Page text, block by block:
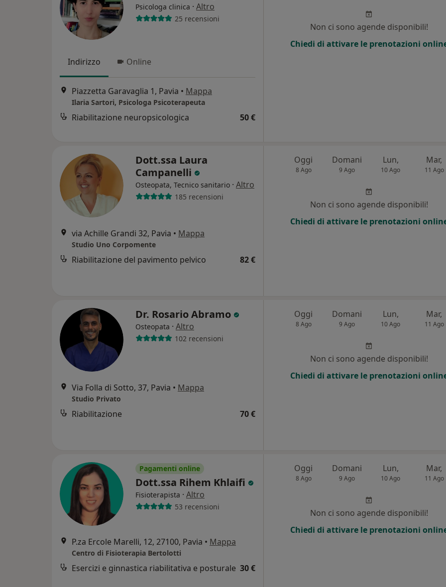
Psicologa clinica · Altro
25 recensioni
Indirizzo Online
Piazzetta Garavaglia 1, Pavia • Mappa
Ilaria Sartori, Psicologa Psicoterapeuta
Riabilitazione neuropsicologica 50 €
Non ci sono agende disponibili!
Chiedi di attivare le prenotazioni
Dott.ssa Laura
Campanelli
Osteopata, Tecnico sanitario · Altro
185 recensioni
via Achille Grandi 32, Pavia • Mappa
Studio Uno Corpomente
Riabilitazione del pavimento pelvico 82 €
Oggi
8 Ago
Domani
9 Ago
Lun,
10 Ago
Mar,
11 Ago
Non ci sono agende disponibili!
Chiedi di attivare le prenotazioni
Dr. Rosario Abramo
Osteopata · Altro
102 recensioni
Via Folla di Sotto, 37, Pavia • Mappa
Studio Privato
Riabilitazione 70 €
Oggi
8 Ago
Domani
9 Ago
Lun,
10 Ago
Mar,
11 Ago
Non ci sono agende disponibili!
Chiedi di attivare le prenotazioni
Pagamenti online
Dott.ssa Rihem Khlaifi
Fisioterapista · Altro
53 recensioni
P.za Ercole Marelli, 12, 27100, Pavia • Mappa
Centro di Fisioterapia Bertolotti
Esercizi e ginnastica riabilitativa e posturale 30 €
Oggi
8 Ago
Domani
9 Ago
Lun,
10 Ago
Mar,
11 Ago
Non ci sono agende disponibili!
Chiedi di attivare le prenotazioni